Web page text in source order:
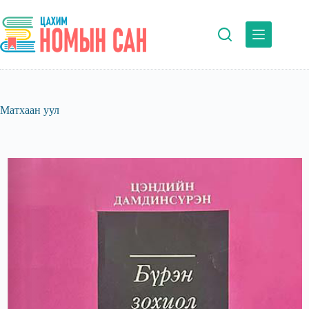
to
content
Матхаан уул